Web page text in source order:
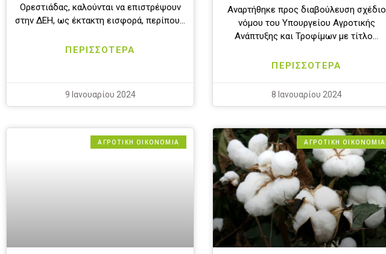
Ορεστιάδας, καλούνται να επιστρέψουν
στην ΔΕΗ, ως έκτακτη εισφορά, περίπου…
ΠΕΡΙΣΣΟΤΕΡΑ
9 Ιανουαρίου 2024
Αναρτήθηκε προς διαβούλευση σχέδιο
νόμου του Υπουργείου Αγροτικής
Ανάπτυξης και Τροφίμων με τίτλο…
ΠΕΡΙΣΣΟΤΕΡΑ
8 Ιανουαρίου 2024
ΑΓΡΟΤΙΚΗ ΟΙΚΟΝΟΜΙΑ ΑΓΡΟΤΙΚΗ ΟΙΚΟΝΟΜΙΑ